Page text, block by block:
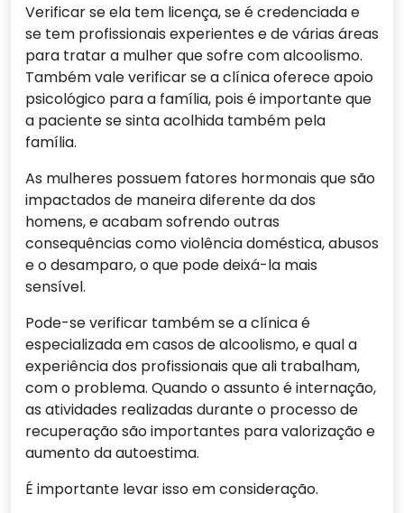
Verificar se ela tem licença, se é credenciada e
se tem profissionais experientes e de várias áreas
para tratar a mulher que sofre com alcoolismo.
Também vale verificar se a clínica oferece apoio
psicológico para a família, pois é importante que
a paciente se sinta acolhida também pela
família.
As mulheres possuem fatores hormonais que são
impactados de maneira diferente da dos
homens, e acabam sofrendo outras
consequências como violência doméstica, abusos
e o desamparo, o que pode deixá-la mais
sensível.
Pode-se verificar também se a clínica é
especializada em casos de alcoolismo, e qual a
experiência dos profissionais que ali trabalham,
com o problema. Quando o assunto é internação,
as atividades realizadas durante o processo de
recuperação são importantes para valorização e
aumento da autoestima.
É importante levar isso em consideração.